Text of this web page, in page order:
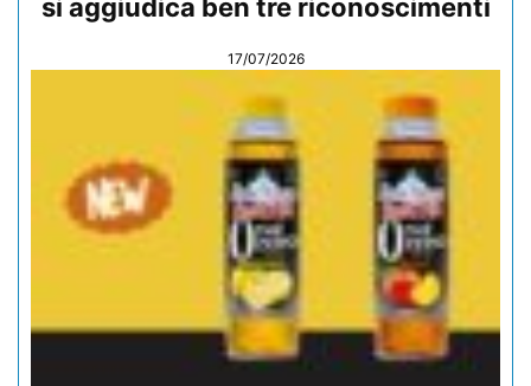
si aggiudica ben tre riconoscimenti
17/07/2026